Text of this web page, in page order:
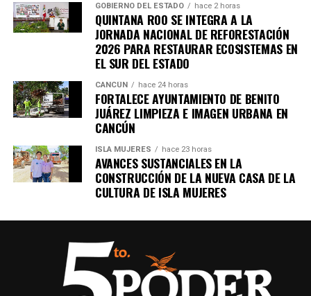
Recibe las noticias al instante
Únete al canal oficial de WhatsApp de
Quinto Podery recibe las noticias más
importantes de Quintana Roo directamente
en tu teléfono.
Unirme al canal de WhatsApp
GOBIERNO DEL ESTADO hace 2 horas
QUINTANA ROO SE INTEGRA A LA
JORNADA NACIONAL DE REFORESTACIÓN
2026 PARA RESTAURAR ECOSISTEMAS EN
EL SUR DEL ESTADO
CANCÚN hace 24 horas
FORTALECE AYUNTAMIENTO DE BENITO
JUÁREZ LIMPIEZA E IMAGEN URBANA EN
CANCÚN
ISLA MUJERES hace 23 horas
AVANCES SUSTANCIALES EN LA
CONSTRUCCIÓN DE LA NUEVA CASA DE LA
CULTURA DE ISLA MUJERES